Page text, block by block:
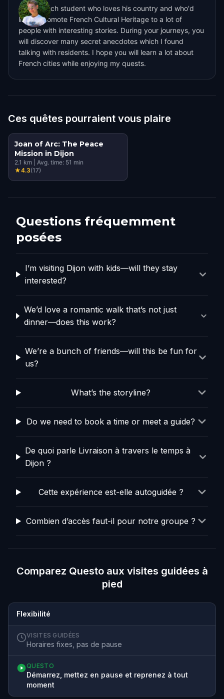
I'm a French student who loves his country and who'd
like to promote French Cultural Heritage to a lot of
people with interesting stories. During your journeys, you
will discover many secret anecdotes which I found
talking with residents. I hope you will learn a lot about
French cities while enjoying my quests.
Ces quêtes pourraient vous plaire
Joan of Arc: The Peace
Mission in Dijon
2.1 km Avg. time: 51 min
★4.3(17)
Questions fréquemment
posées
I’m visiting Dijon with kids—will they stay
interested?
We’d love a romantic walk that’s not just
dinner—does this work?
We’re a bunch of friends—will this be fun for
us?
What’s the storyline?
Do we need to book a time or meet a guide?
De quoi parle Livraison à travers le temps à
Dijon ?
Cette expérience est-elle autoguidée ?
Combien d’accès faut-il pour notre groupe ?
Comparez Questo aux visites guidées à
pied
Flexibilité
VISITES GUIDÉES
Horaires fixes, pas de pause
QUESTO
Démarrez, mettez en pause et reprenez à tout
moment